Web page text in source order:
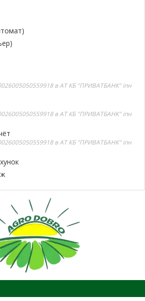
в АТ КБ "ПРИВАТБАНК" іпн
в АТ КБ "ПРИВАТБАНК" іпн
в АТ КБ "ПРИВАТБАНК" іпн